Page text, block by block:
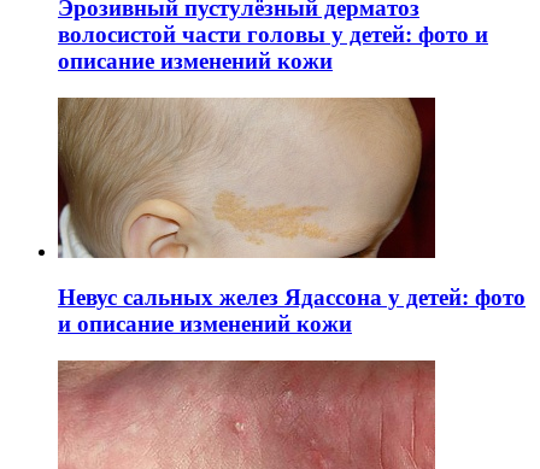
Эрозивный пустулёзный дерматоз
волосистой части головы у детей: фото и
описание изменений кожи
Невус сальных желез Ядассона у детей: фото
и описание изменений кожи